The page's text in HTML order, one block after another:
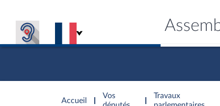
Accueil
d'accueil
Vos
Travaux